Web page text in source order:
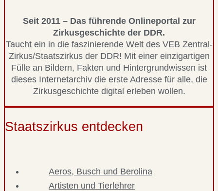
Seit 2011 – Das führende Onlineportal zur
Zirkusgeschichte der DDR.
Taucht ein in die faszinierende Welt des VEB Zentral-
Zirkus/Staatszirkus der DDR! Mit einer einzigartigen
Fülle an Bildern, Fakten und Hintergrundwissen ist
dieses Internetarchiv die erste Adresse für alle, die
Zirkusgeschichte digital erleben wollen.
Staatszirkus entdecken
Aeros, Busch und Berolina
Artisten und Tierlehrer